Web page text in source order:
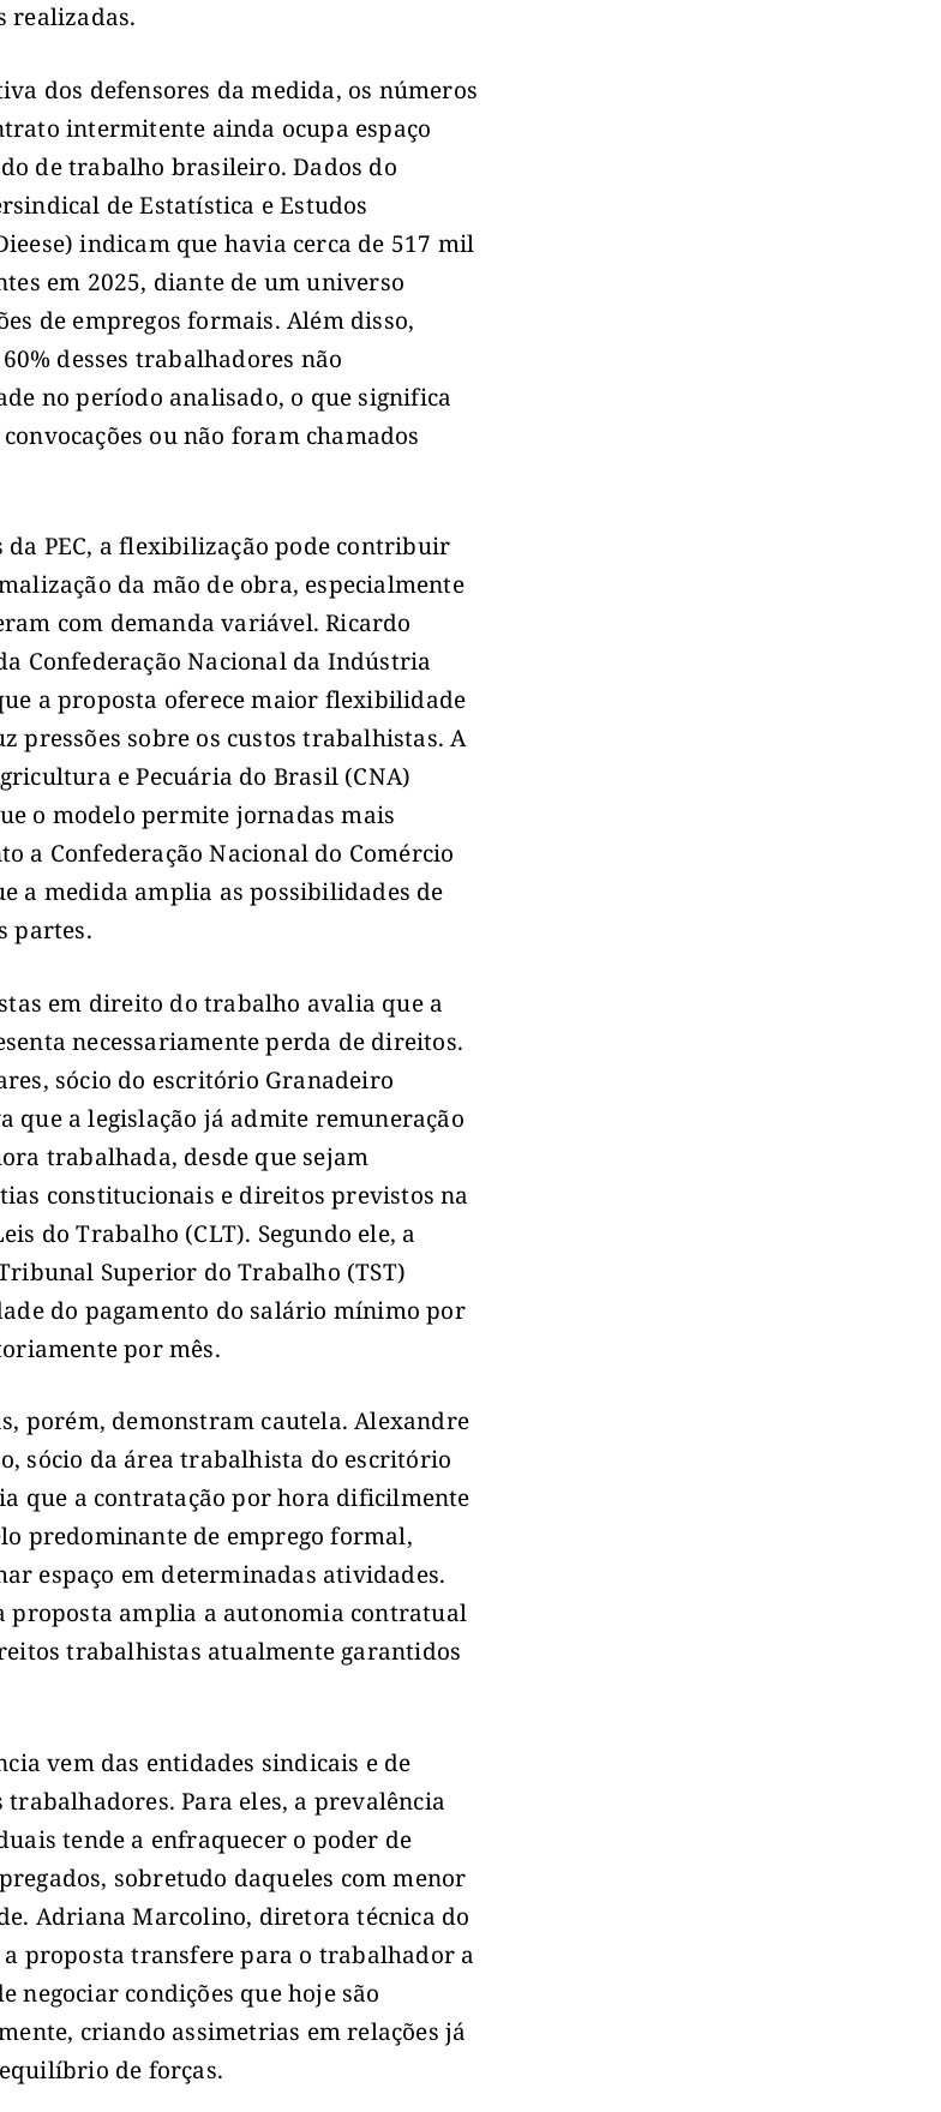
realizadas.
dos defensores da medida, os números
intermitente ainda ocupa espaço
de trabalho brasileiro. Dados do
de Estatística e Estudos
indicam que havia cerca de 517 mil
em 2025, diante de um universo
de empregos formais. Além disso,
desses trabalhadores não
no período analisado, o que significa
ou não foram chamados
da PEC, a flexibilização pode contribuir
da mão de obra, especialmente
com demanda variável. Ricardo
Confederação Nacional da Indústria
a proposta oferece maior flexibilidade
pressões sobre os custos trabalhistas. A
e Pecuária do Brasil (CNA)
o modelo permite jornadas mais
a Confederação Nacional do Comércio
a medida amplia as possibilidades de
partes.
em direito do trabalho avalia que a
necessariamente perda de direitos.
sócio do escritório Granadeiro
que a legislação já admite remuneração
trabalhada, desde que sejam
constitucionais e direitos previstos na
do Trabalho (CLT). Segundo ele, a
Superior do Trabalho (TST)
do pagamento do salário mínimo por
por mês.
porém, demonstram cautela. Alexandre
sócio da área trabalhista do escritório
que a contratação por hora dificilmente
predominante de emprego formal,
espaço em determinadas atividades.
proposta amplia a autonomia contratual
trabalhistas atualmente garantidos
vem das entidades sindicais e de
trabalhadores. Para eles, a prevalência
tende a enfraquecer o poder de
sobretudo daqueles com menor
Adriana Marcolino, diretora técnica do
proposta transfere para o trabalhador a
negociar condições que hoje são
criando assimetrias em relações já
de forças.